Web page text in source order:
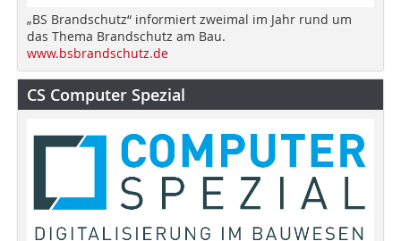
„BS Brandschutz“ informiert zweimal im Jahr rund um
das Thema Brandschutz am Bau.
www.bsbrandschutz.de
CS Computer Spezial